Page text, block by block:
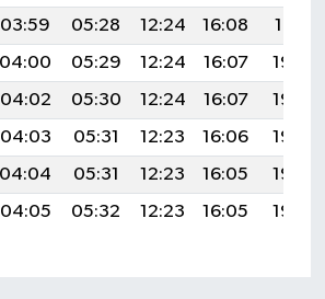
03:59 05:28 12:24 16:08
19:10
04:00 05:29 12:24 16:07
19:09
04:02 05:30 12:24 16:07
19:08
04:03 05:31 12:23 16:06
19:06
04:04 05:31 12:23 16:05
19:05
04:05 05:32 12:23 16:05 19:03